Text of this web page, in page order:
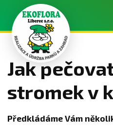
Jak
stromek v
Předkládáme Vám